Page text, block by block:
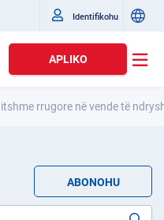
Identifikohu
APLIKO
rrugore në vende të
ABONOHU